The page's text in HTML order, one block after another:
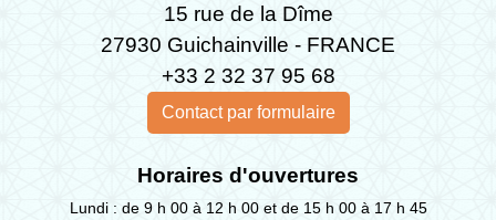
15 rue de la Dîme
27930 Guichainville - FRANCE
+33 2 32 37 95 68
Contact par formulaire
Horaires d'ouvertures
Lundi : de 9 h 00 à 12 h 00 et de 15 h 00 à 17 h 45